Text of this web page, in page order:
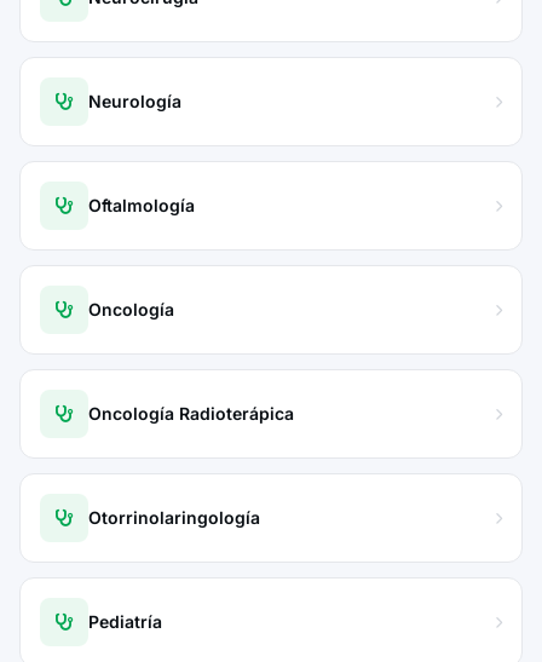
Neurología
Oftalmología
Oncología
Oncología Radioterápica
Otorrinolaringología
Pediatría